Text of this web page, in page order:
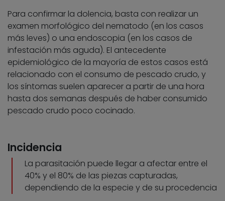
Para confirmar la dolencia, basta con realizar un
examen morfológico del nematodo (en los casos
más leves) o una endoscopia (en los casos de
infestación más aguda). El antecedente
epidemiológico de la mayoría de estos casos está
relacionado con el consumo de pescado crudo, y
los síntomas suelen aparecer a partir de una hora
hasta dos semanas después de haber consumido
pescado crudo poco cocinado.
Incidencia
La parasitación puede llegar a afectar entre el
40% y el 80% de las piezas capturadas,
dependiendo de la especie y de su procedencia